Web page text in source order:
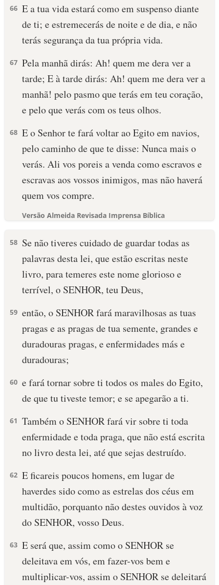
66 E a tua vida estará como em suspenso diante
de ti; e estremecerás de noite e de dia, e não
terás segurança da tua própria vida.
67 Pela manhã dirás: Ah! quem me dera ver a
tarde; E à tarde dirás: Ah! quem me dera ver a
manhã! pelo pasmo que terás em teu coração,
e pelo que verás com os teus olhos.
68 E o Senhor te fará voltar ao Egito em navios,
pelo caminho de que te disse: Nunca mais o
verás. Ali vos poreis a venda como escravos e
escravas aos vossos inimigos, mas não haverá
quem vos compre.
Versão Almeida Revisada Imprensa Bíblica
58 Se não tiveres cuidado de guardar todas as
palavras desta lei, que estão escritas neste
livro, para temeres este nome glorioso e
terrível, o SENHOR, teu Deus,
59 então, o SENHOR fará maravilhosas as tuas
pragas e as pragas de tua semente, grandes e
duradouras pragas, e enfermidades más e
duradouras;
60 e fará tornar sobre ti todos os males do Egito,
de que tu tiveste temor; e se apegarão a ti.
61 Também o SENHOR fará vir sobre ti toda
enfermidade e toda praga, que não está escrita
no livro desta lei, até que sejas destruído.
62 E ficareis poucos homens, em lugar de
haverdes sido como as estrelas dos céus em
multidão, porquanto não destes ouvidos à voz
do SENHOR, vosso Deus.
63 E será que, assim como o SENHOR se
deleitava em vós, em fazer-vos bem e
multiplicar-vos, assim o SENHOR se deleitará